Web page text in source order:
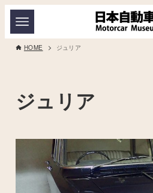
HOME ジュリア
ジュリア